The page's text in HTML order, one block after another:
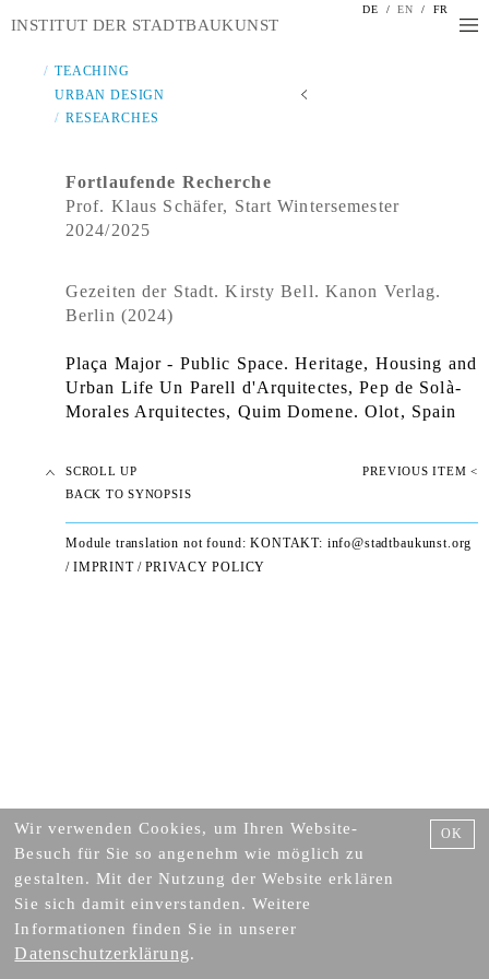
DE / EN / FR
INSTITUT DER STADTBAUKUNST
TEACHING
URBAN DESIGN
RESEARCHES
Fortlaufende Recherche
Prof. Klaus Schäfer, Start Wintersemester
2024/2025
Gezeiten der Stadt. Kirsty Bell. Kanon Verlag.
Berlin (2024)
Plaça Major - Public Space. Heritage, Housing and
Urban Life Un Parell d'Arquitectes, Pep de Solà-
Morales Arquitectes, Quim Domene. Olot, Spain
SCROLL UP
BACK TO SYNOPSIS
PREVIOUS ITEM <
Module translation not found: KONTAKT: info@stadtbaukunst.org
/ IMPRINT / PRIVACY POLICY
Wir verwenden Cookies, um Ihren Website-
Besuch für Sie so angenehm wie möglich zu
gestalten. Mit der Nutzung der Website erklären
Sie sich damit einverstanden. Weitere
Informationen finden Sie in unserer
Datenschutzerklärung.
OK